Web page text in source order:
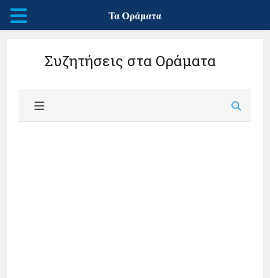
Συζητήσεις στα Οράματα